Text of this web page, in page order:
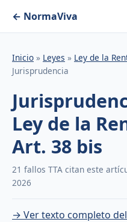
← NormaViva
Inicio » Leyes » Ley de la
Jurisprudencia
Ley de la
Art. 38 bis
21 fallos TTA citan este
2026
→ Ver texto completo